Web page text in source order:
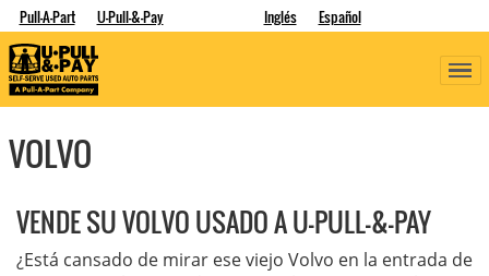
Pull-A-Part U-Pull-&-Pay Inglés Español
VOLVO
VENDE SU VOLVO USADO A U-PULL-&-PAY
¿Está cansado de mirar ese viejo Volvo en la entrada de